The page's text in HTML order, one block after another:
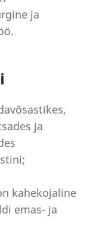
ja
ja
kahekojaline
emas- ja